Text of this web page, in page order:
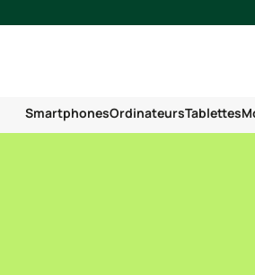
SmartphonesOrdinateursTablettes